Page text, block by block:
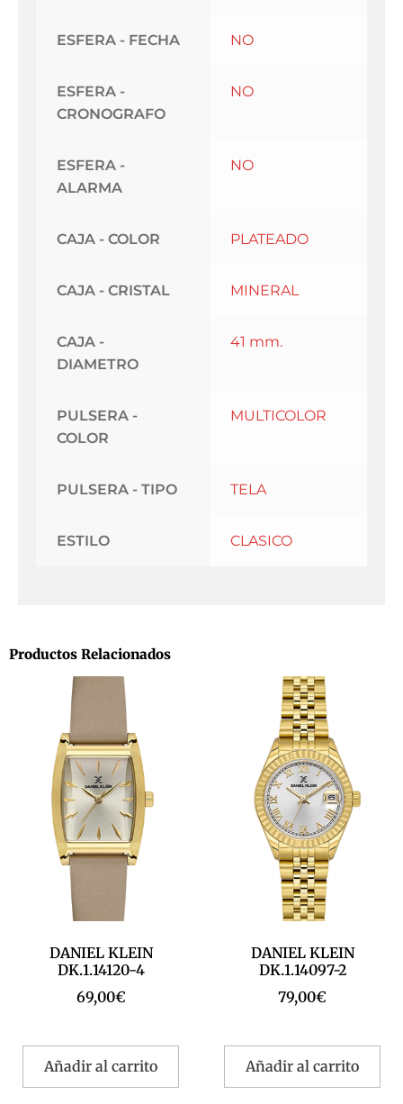
ESFERA - FECHA NO
ESFERA -
CRONOGRAFO
NO
ESFERA -
ALARMA
NO
CAJA - COLOR PLATEADO
CAJA - CRISTAL MINERAL
CAJA -
DIAMETRO
41 mm.
PULSERA -
COLOR
MULTICOLOR
PULSERA - TIPO TELA
ESTILO CLASICO
Productos Relacionados
DANIEL KLEIN
DK.1.14120-4
69,00€
Añadir al carrito
DANIEL KLEIN
DK.1.14097-2
79,00€
Añadir al carrito